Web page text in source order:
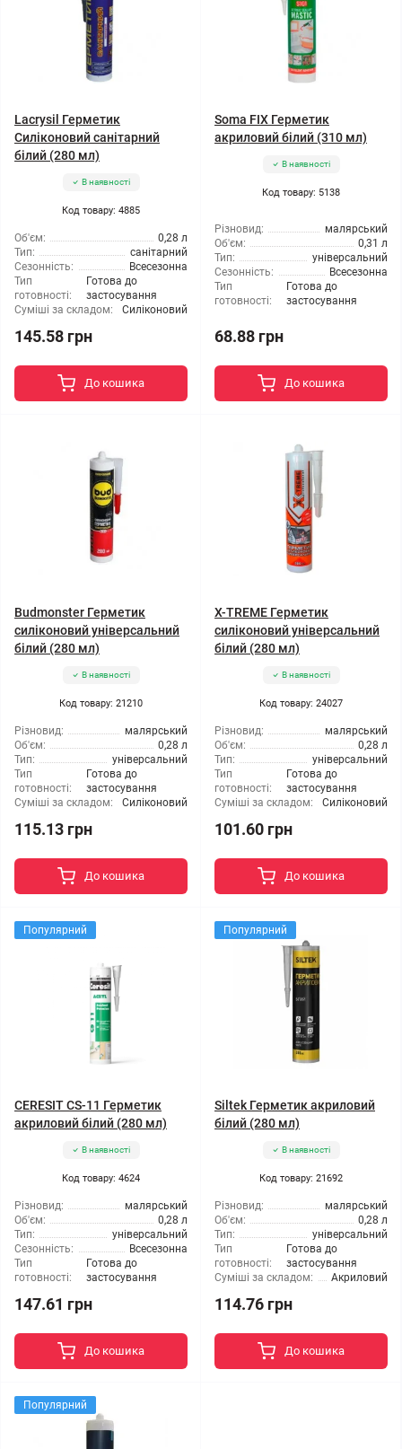
Lacrysil Герметик
Силіконовий санітарний
білий (280 мл)
В наявності
Код товару: 4885
Об'єм:
0,28 л
Тип:
санітарний
Сезонність:
Всесезонна
Тип
готовності:
Готова до
застосування
Суміші за складом:
Силіконовий
145.58 грн
До кошика
Soma FIX Герметик
акриловий білий (310 мл)
В наявності
Код товару: 5138
Різновид:
малярський
Об'єм:
0,31 л
Тип:
універсальний
Сезонність:
Всесезонна
Тип
готовності:
Готова до
застосування
68.88 грн
До кошика
Budmonster Герметик
силіконовий універсальний
білий (280 мл)
В наявності
Код товару: 21210
Різновид:
малярський
Об'єм:
0,28 л
Тип:
універсальний
Тип
готовності:
Готова до
застосування
Суміші за складом:
Силіконовий
115.13 грн
До кошика
X-TREME Герметик
силіконовий універсальний
білий (280 мл)
В наявності
Код товару: 24027
Різновид:
малярський
Об'єм:
0,28 л
Тип:
універсальний
Тип
готовності:
Готова до
застосування
Суміші за складом:
Силіконовий
101.60 грн
До кошика
Популярний
CERESIT CS-11 Герметик
акриловий білий (280 мл)
В наявності
Код товару: 4624
Різновид:
малярський
Об'єм:
0,28 л
Тип:
універсальний
Сезонність:
Всесезонна
Тип
готовності:
Готова до
застосування
147.61 грн
До кошика
Популярний
Siltek Герметик акриловий
білий (280 мл)
В наявності
Код товару: 21692
Різновид:
малярський
Об'єм:
0,28 л
Тип:
універсальний
Тип
готовності:
Готова до
застосування
Суміші за складом:
Акриловий
114.76 грн
До кошика
Популярний